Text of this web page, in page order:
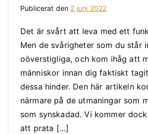
Publicerat den 2 juni 2022
Det är svårt att leva med ett
Men de svårigheter som du står
oöverstigliga, och kom ihåg att
människor innan dig faktiskt
dessa hinder. Den här artikeln
närmare på de utmaningar som
som synskadad. Vi kommer
att prata […]